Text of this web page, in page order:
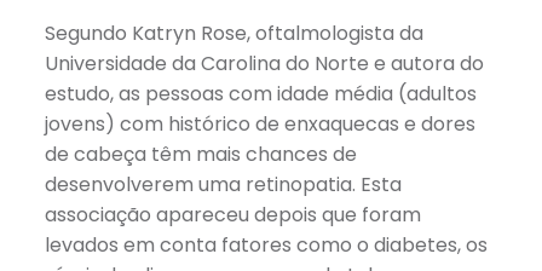
Segundo Katryn Rose, oftalmologista da
Universidade da Carolina do Norte e autora do
estudo, as pessoas com idade média (adultos
jovens) com histórico de enxaquecas e dores
de cabeça têm mais chances de
desenvolverem uma retinopatia. Esta
associação apareceu depois que foram
levados em conta fatores como o diabetes, os